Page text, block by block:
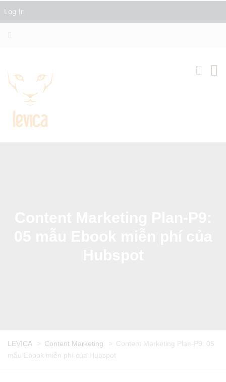
LEVICA > Content Marketing >
Content Marketing Plan-P9: 05
mẫu Ebook miễn phí của Hubspot
Log In